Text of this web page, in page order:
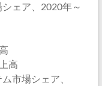
ェア、2020年～
高
市場シェア、